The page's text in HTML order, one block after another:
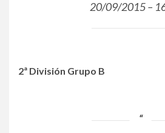
20/09/2015 –
2ª División Grupo B